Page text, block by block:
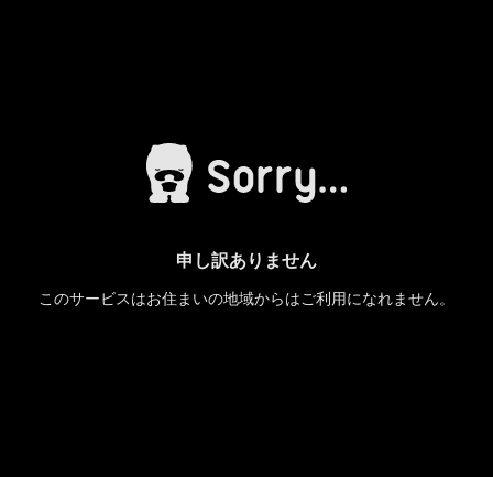
申し訳ありません
このサービスはお住まいの地域からはご利用になれません。